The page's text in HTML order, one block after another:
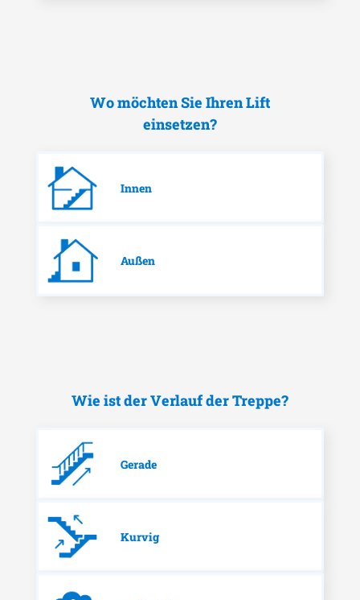
Wo möchten Sie Ihren Lift
einsetzen?
Innen
Außen
Wie ist der Verlauf der Treppe?
Gerade
Kurvig